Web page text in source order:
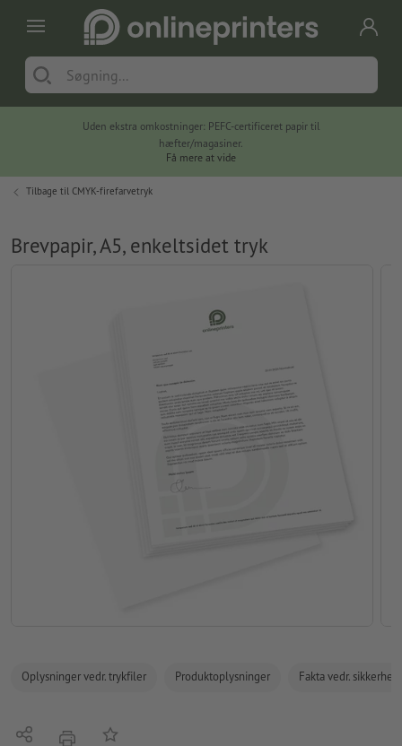
Uden ekstra omkostninger: PEFC-certificeret papir til
hæfter/magasiner.
Få mere at vide
Tilbage til CMYK-firefarvetryk
Brevpapir, A5, enkeltsidet tryk
Oplysninger vedr. trykfiler Produktoplysninger Fakta vedr.
Del tryk Tilføj til huskelisten